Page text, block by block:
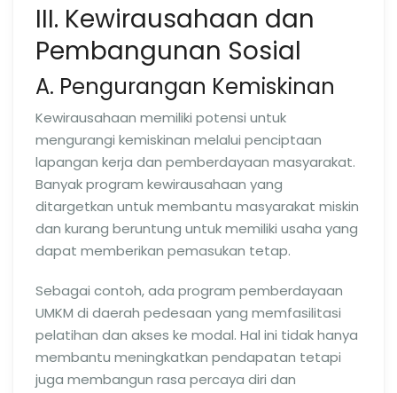
III. Kewirausahaan dan
Pembangunan Sosial
A. Pengurangan Kemiskinan
Kewirausahaan memiliki potensi untuk
mengurangi kemiskinan melalui penciptaan
lapangan kerja dan pemberdayaan masyarakat.
Banyak program kewirausahaan yang
ditargetkan untuk membantu masyarakat miskin
dan kurang beruntung untuk memiliki usaha yang
dapat memberikan pemasukan tetap.
Sebagai contoh, ada program pemberdayaan
UMKM di daerah pedesaan yang memfasilitasi
pelatihan dan akses ke modal. Hal ini tidak hanya
membantu meningkatkan pendapatan tetapi
juga membangun rasa percaya diri dan